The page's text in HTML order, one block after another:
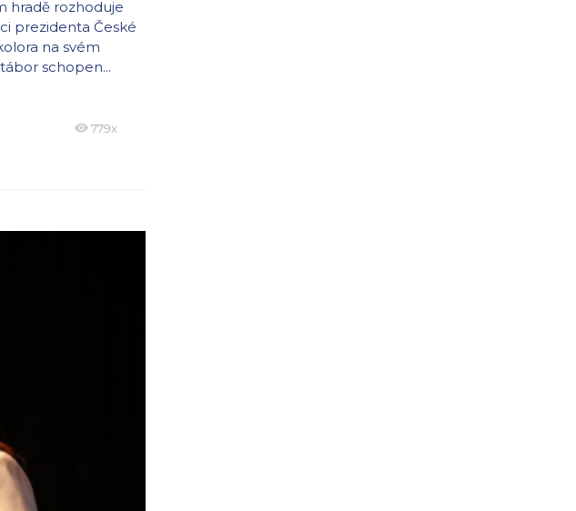
hradě rozhoduje
prezidenta České
na svém
schopen...
779x